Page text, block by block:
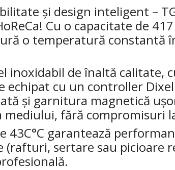
și design inteligent –
Cu o capacitate de
o temperatură constantă
inoxidabil de înaltă
echipat cu un controller
și garnitura magnetică
fără compromisuri
43C°C garantează
(rafturi, sertare sau picioare